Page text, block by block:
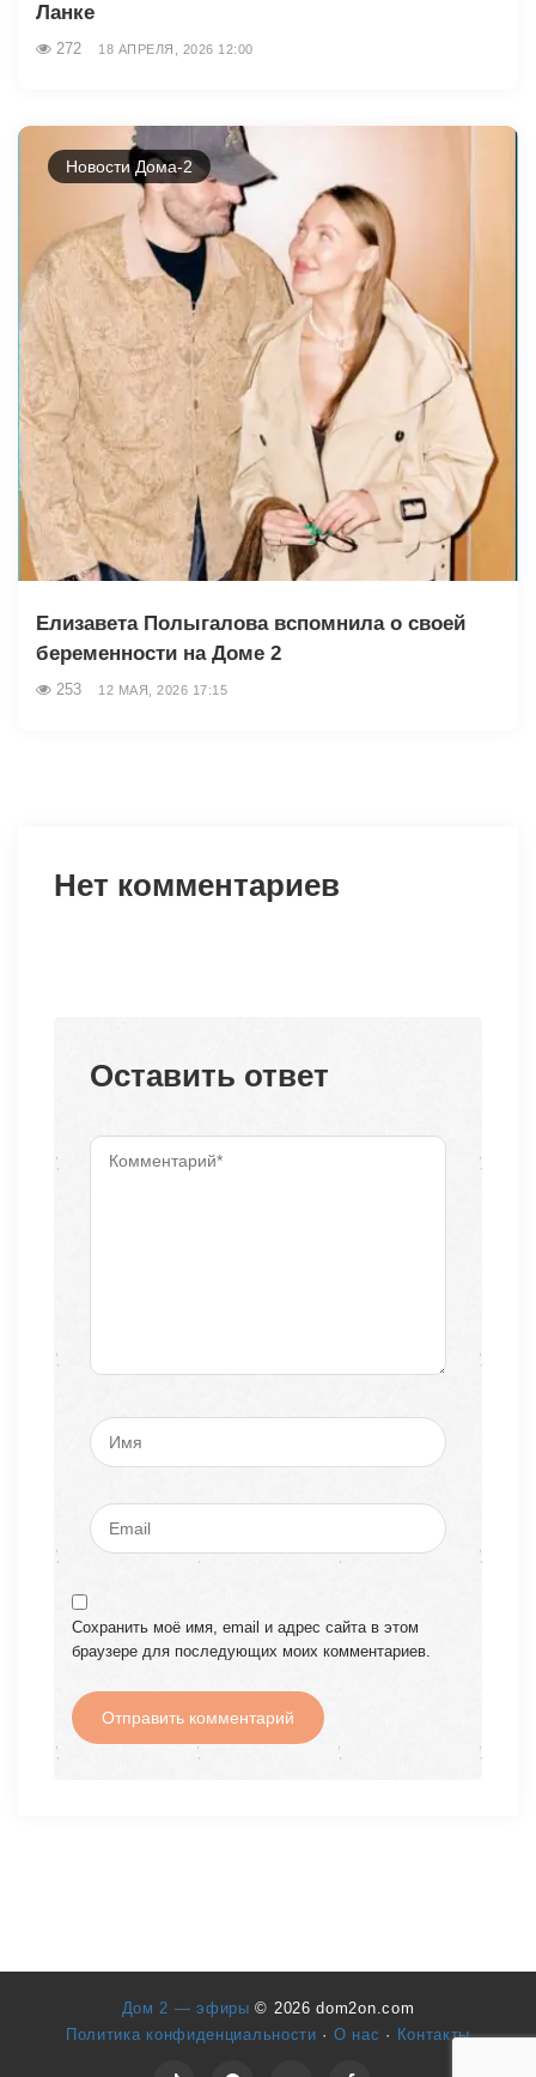
Ланке
272 18 АПРЕЛЯ, 2026 12:00
Новости Дома-2
Елизавета Полыгалова вспомнила о своей
беременности на Доме 2
253 12 МАЯ, 2026 17:15
Нет комментариев
Оставить ответ
Сохранить моё имя, email и адрес сайта в этом
браузере для последующих моих комментариев.
Дом 2 — эфиры© 2026 dom2on.com
Политика конфиденциальности · О нас · Контакты